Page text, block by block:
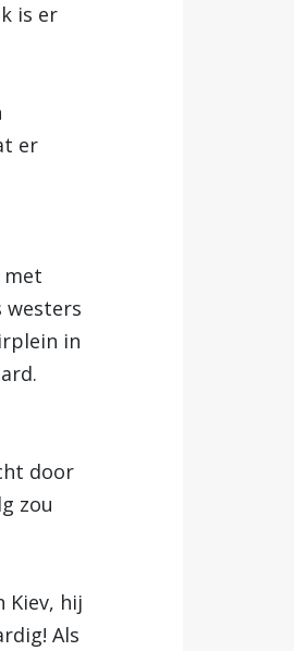
is er
er
met
westers
in
door
zou
Kiev, hij
Als